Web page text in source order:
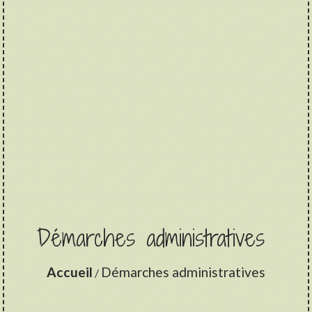
Démarches administratives
Accueil / Démarches administratives